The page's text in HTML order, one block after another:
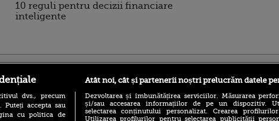
10 reguli pentru decizii financiare
inteligente
dvs., precum
accepta sau
cu politica de
Atât noi, cât și partenerii noștri prelucrăm datele
Dezvoltarea și îmbunătățirea serviciilor. Măsurarea
și/sau accesarea informațiilor de pe un dispozitiv.
selectarea conținutului personalizat. Crearea
Utilizarea profilurilor pentru selectarea publicității